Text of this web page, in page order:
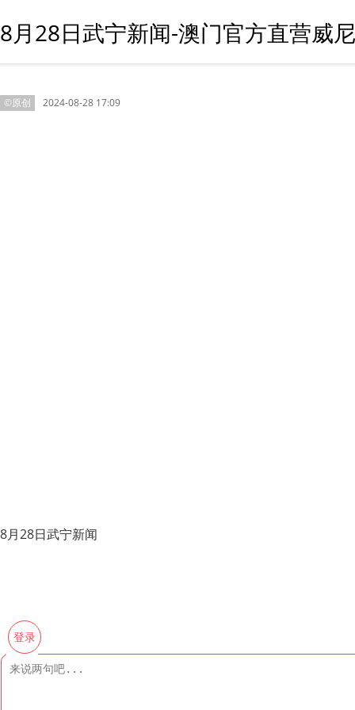
8月28日武宁新闻-澳门官方直营威
©原创 2024-08-28 17:09
8月28日武宁新闻
登录